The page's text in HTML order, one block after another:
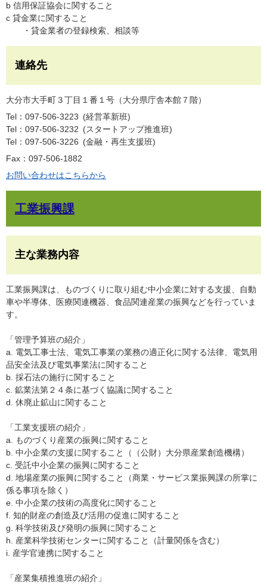
b 信用保証協会に関すること
c 貸金業に関すること
・貸金業者の登録検索、相談等
連絡先
大分市大手町３丁目１番１号（大分県庁舎本館７階）
Tel：097-506-3223
経営革新班
Tel：097-506-3232
スタートアップ推進班
Tel：097-506-3226
金融・再生支援班
Fax：097-506-1882
お問い合わせはこちらから
工業振興課
主な業務内容
工業振興課は、ものづくりに取り組む中小企業に対する支援、自動
車や半導体、医療関連機器、食品関連産業の振興などを行っていま
す。
「管理予算班の紹介」
a. 電気工事士法、電気工事業の業務の適正化に関する法律、電気用
品安全法及び電気事業法に関すること
b. 採石法の施行に関すること
c. 鉱業法第２４条に基づく協議に関すること
d. 休廃止鉱山に関すること
「工業支援班の紹介」
a. ものづくり産業の振興に関すること
b. 中小企業の支援に関すること（（公財）大分県産業創造機構）
c. 受託中小企業の振興に関すること
d. 地場産業の振興に関すること（商業・サービス業振興課の所掌に
係る事項を除く）
e. 中小企業の技術の高度化に関すること
f. 知的財産の創造及び活用の促進に関すること
g. 科学技術及び発明の振興に関すること
h. 産業科学技術センターに関すること（計量関係を含む）
i. 産学官連携に関すること
「産業集積推進班の紹介」